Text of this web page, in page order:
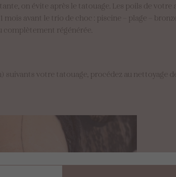
on évite après le tatouage. Les poils de
avant le trio de choc : piscine – plage –
régénérée.
votre tatouage, procédez au nettoyage